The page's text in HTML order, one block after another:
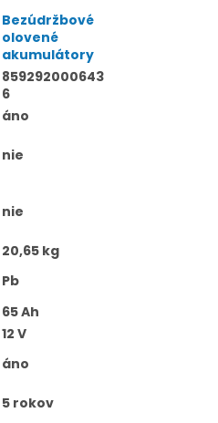
Bezúdržbové
olovené
akumulátory
859292000643
6
áno
nie
nie
20,65 kg
Pb
65 Ah
12 V
áno
5 rokov